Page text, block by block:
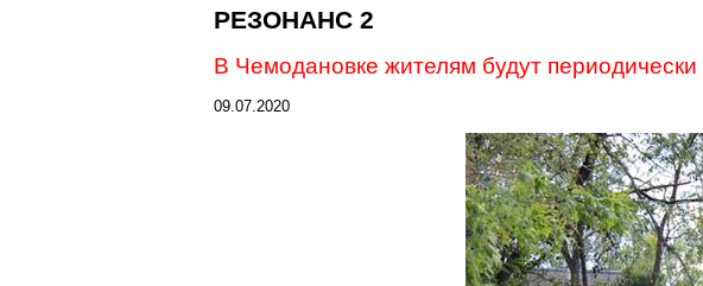
РЕЗОНАНС 2
В Чемодановке жителям будут
09.07.2020